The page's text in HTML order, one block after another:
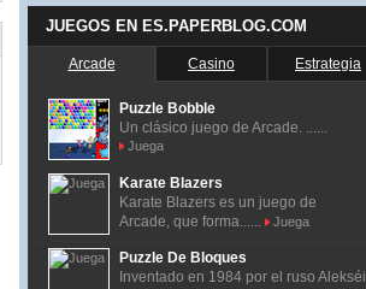
JUEGOS EN ES.PAPERBLOG.COM
Arcade Casino Estrategia
Puzzle Bobble
Un clásico juego de Arcade. ......
Juega
Karate Blazers
Karate Blazers es un juego de
Arcade, que forma......
Juega
Puzzle De Bloques
Inventado en 1984 por el ruso Alekséi